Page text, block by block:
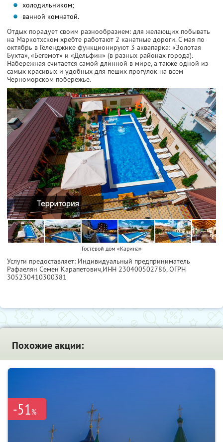
холодильником;
ванной комнатой.
Отдых порадует своим разнообразием: для желающих побывать
на Маркотхском хребте работают 2 канатные дороги. С мая по
октябрь в Геленджике функционируют 3 аквапарка: «Золотая
Бухта», «Бегемот» и «Дельфин» (в разных районах города).
Набережная считается самой длинной в мире, а также одной из
самых красивых и удобных для пеших прогулок на всем
Черноморском побережье.
Гостевой дом «Карина»
Услуги предоставляет: Индивидуальный предприниматель
Рафаелян Семен Карапетович,ИНН 230400502786, ОГРН
305230410300381
Похожие акции:
-51%